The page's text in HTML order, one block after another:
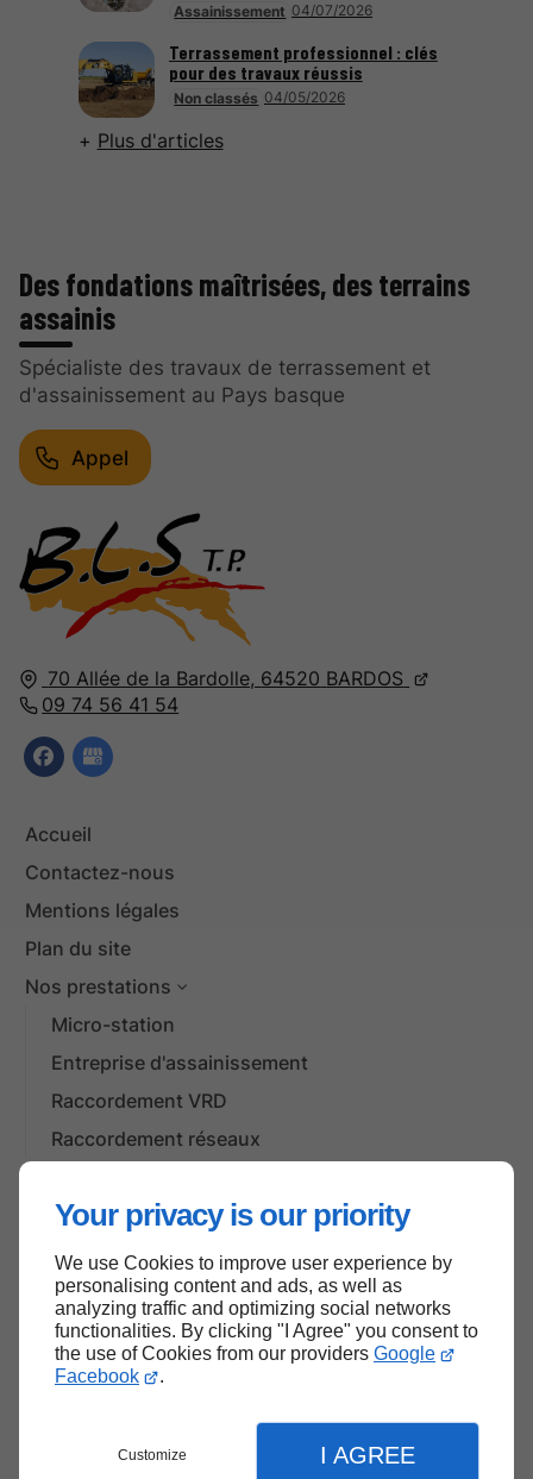
Your privacy is our priority
We use Cookies to improve user experience by
personalising content and ads, as well as
analyzing traffic and optimizing social networks
functionalities. By clicking "I Agree" you consent to
the use of Cookies from our providers Google
Facebook
.
Customize I AGREE
Assainissement 04/07/2026
Non classés 04/05/2026
Terrassement professionnel : clés
pour des travaux réussis
Plus d'articles
70 Allée de la Bardolle, 64520 BARDOS
09 74 56 41 54
Accueil
Contactez-nous
Mentions légales
Plan du site
Nos prestations
Micro-station
Entreprise d'assainissement
Raccordement VRD
Raccordement réseaux
Des fondations maîtrisées, des terrains
assainis
Spécialiste des travaux de terrassement et
d'assainissement au Pays basque
Appel
Haut de page